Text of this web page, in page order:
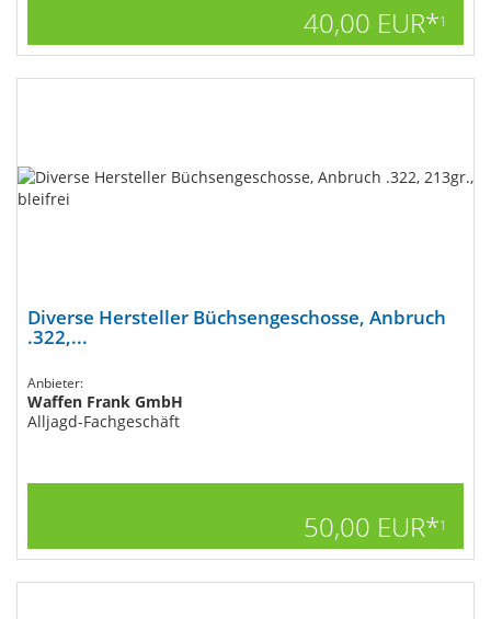
40,00 EUR*1
Diverse Hersteller Büchsengeschosse, Anbruch
.322,...
Anbieter:
Waffen Frank GmbH
Alljagd-Fachgeschäft
50,00 EUR*1